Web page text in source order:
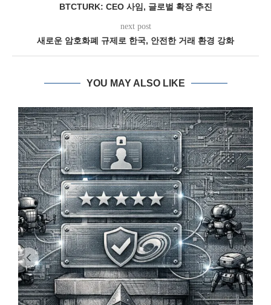
BTCTURK: CEO 사임, 글로벌 확장 추진
next post
새로운 암호화폐 규제로 한국, 안전한 거래 환경 강화
YOU MAY ALSO LIKE